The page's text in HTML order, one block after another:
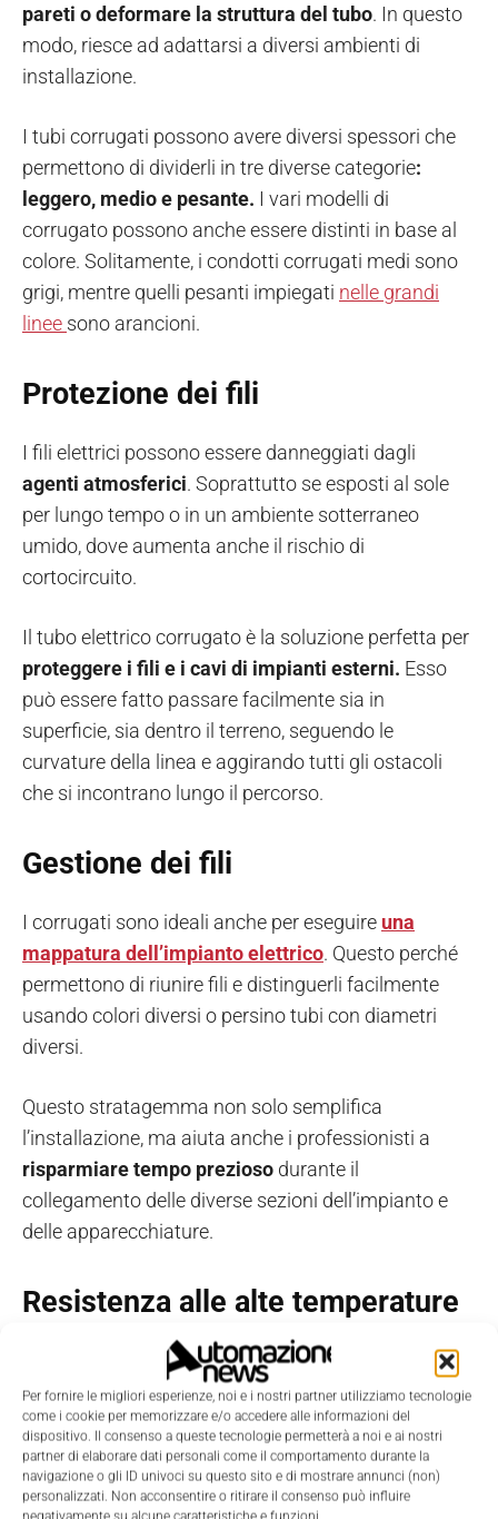
Per fornire le migliori esperienze, noi e i nostri partner utilizziamo tecnologie
come i cookie per memorizzare e/o accedere alle informazioni del
dispositivo. Il consenso a queste tecnologie permetterà a noi e ai nostri
partner di elaborare dati personali come il comportamento durante la
navigazione o gli ID univoci su questo sito e di mostrare annunci (non)
personalizzati. Non acconsentire o ritirare il consenso può influire
pareti o deformare la struttura del tubo. In questo
modo, riesce ad adattarsi a diversi ambienti di
installazione.
I tubi corrugati possono avere diversi spessori che
permettono di dividerli in tre diverse categorie:
leggero, medio e pesante. I vari modelli di
corrugato possono anche essere distinti in base al
colore. Solitamente, i condotti corrugati medi sono
grigi, mentre quelli pesanti impiegati nelle grandi
linee sono arancioni.
Protezione dei fili
I fili elettrici possono essere danneggiati dagli
agenti atmosferici. Soprattutto se esposti al sole
per lungo tempo o in un ambiente sotterraneo
umido, dove aumenta anche il rischio di
cortocircuito.
Il tubo elettrico corrugato è la soluzione perfetta per
proteggere i fili e i cavi di impianti esterni. Esso
può essere fatto passare facilmente sia in
superficie, sia dentro il terreno, seguendo le
curvature della linea e aggirando tutti gli ostacoli
che si incontrano lungo il percorso.
Gestione dei fili
I corrugati sono ideali anche per eseguire una
mappatura dell’impianto elettrico. Questo perché
permettono di riunire fili e distinguerli facilmente
usando colori diversi o persino tubi con diametri
diversi.
Questo stratagemma non solo semplifica
l’installazione, ma aiuta anche i professionisti a
risparmiare tempo prezioso durante il
collegamento delle diverse sezioni dell’impianto e
delle apparecchiature.
Resistenza alle alte temperature
e alla corrosione
I tubi corrugati hanno anche un altro vantaggio che
li distingue da altre tipologie di condotto elettrico,
soprattutto da quelli realizzati in metallo:la stabilità
chimica.